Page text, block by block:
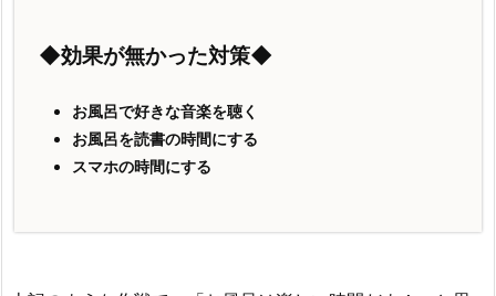
◆効果が無かった対策◆
お風呂で好きな音楽を聴く
お風呂を読書の時間にする
スマホの時間にする